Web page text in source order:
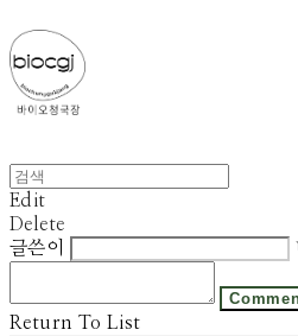
Edit
Delete
글쓴이
Return To List